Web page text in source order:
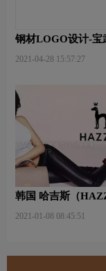
钢材LOGO设计-宝
2021-04-28 15:57:27
韩国 哈吉斯（
2021-01-08 08:45:51